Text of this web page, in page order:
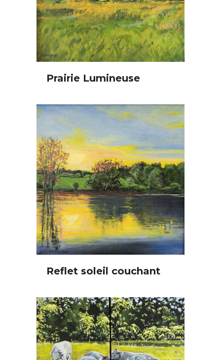
Prairie Lumineuse
Reflet soleil couchant